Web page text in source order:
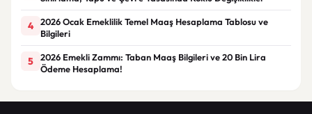
4
2026 Ocak Emeklilik Temel Maaş Hesaplama Tablosu ve
Bilgileri
5
2026 Emekli Zammı: Taban Maaş Bilgileri ve 20 Bin Lira
Ödeme Hesaplama!